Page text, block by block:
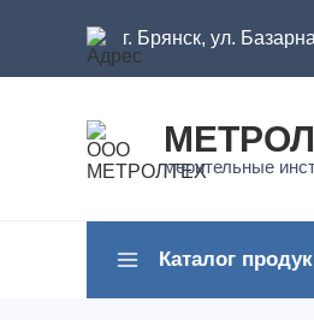
г. Брянск, ул.
мерительные
Каталог